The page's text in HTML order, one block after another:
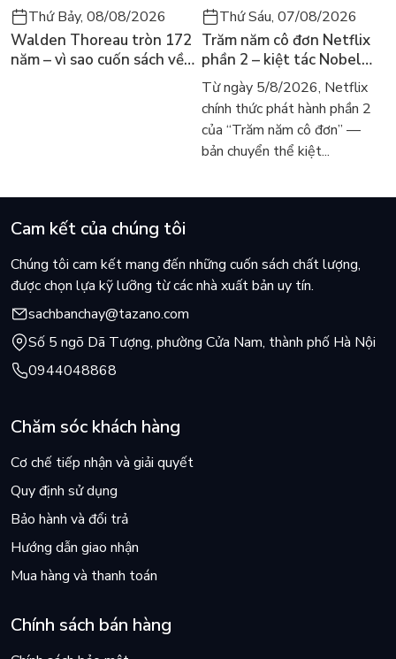
Thứ Bảy, 08/08/2026
Walden Thoreau tròn 172
năm – vì sao cuốn sách về
Thứ Sáu, 07/08/2026
Trăm năm cô đơn Netflix
phần 2 – kiệt tác Nobel
trở lại màn ảnh, dòng
người tìm đọc lại García
Márquez
Từ ngày 5/8/2026, Netflix
chính thức phát hành phần 2
của “Trăm năm cô đơn” —
bản chuyển thể kiệt...
Cam kết của chúng tôi
Chúng tôi cam kết mang đến những cuốn sách chất lượng,
được chọn lựa kỹ lưỡng từ các nhà xuất bản uy tín.
sachbanchay@tazano.com
Số 5 ngõ Dã Tượng, phường Cửa Nam, thành phố Hà Nội
0944048868
Chăm sóc khách hàng
Cơ chế tiếp nhận và giải quyết
Quy định sử dụng
Bảo hành và đổi trả
Hướng dẫn giao nhận
Mua hàng và thanh toán
Chính sách bán hàng